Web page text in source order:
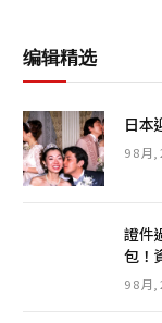
编辑精选
日本
9 8 月,
證件
包！
9 8 月,